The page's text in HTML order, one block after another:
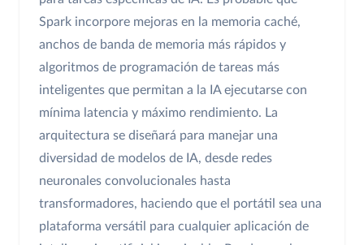
Spark incorpore mejoras en la memoria caché,
anchos de banda de memoria más rápidos y
algoritmos de programación de tareas más
inteligentes que permitan a la IA ejecutarse con
mínima latencia y máximo rendimiento. La
arquitectura se diseñará para manejar una
diversidad de modelos de IA, desde redes
neuronales convolucionales hasta
transformadores, haciendo que el portátil sea una
plataforma versátil para cualquier aplicación de